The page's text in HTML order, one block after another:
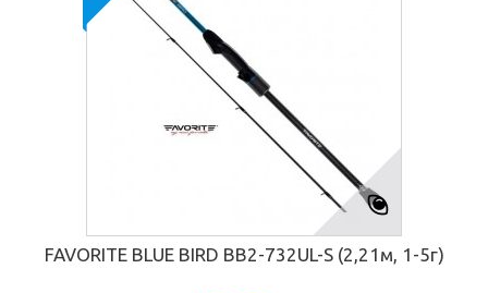
FAVORITE BLUE BIRD BB2-732UL-S (2,21м, 1-5г)